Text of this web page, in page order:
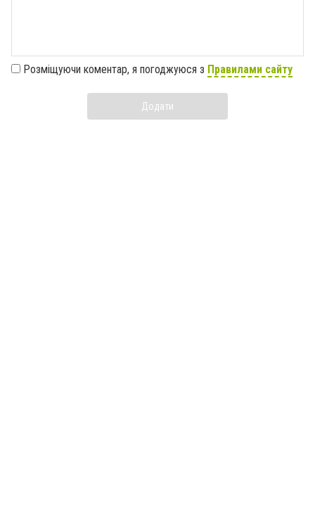
Розміщуючи коментар, я погоджуюся з Правилами сайту
Додати